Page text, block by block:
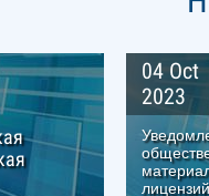
04 Oct
2023